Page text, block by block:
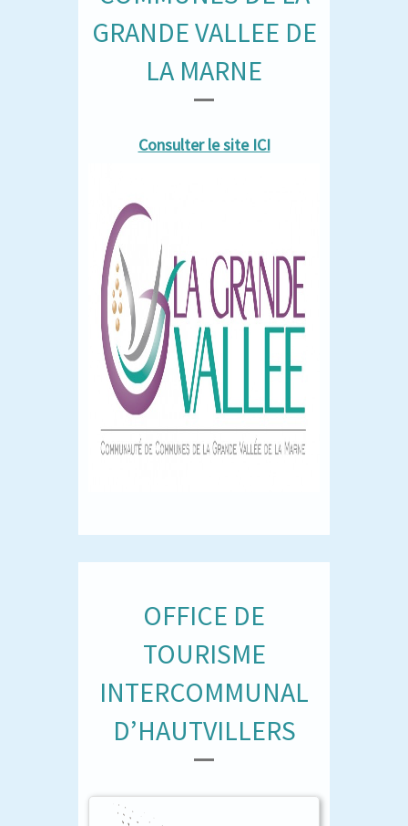
GRANDE VALLEE DE
LA MARNE
Consulter le site ICI
OFFICE DE
TOURISME
INTERCOMMUNAL
D’HAUTVILLERS